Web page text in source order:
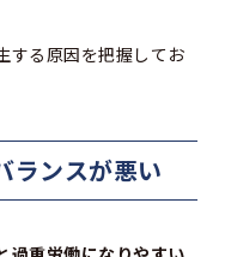
する原因を把握してお
ランスが悪い